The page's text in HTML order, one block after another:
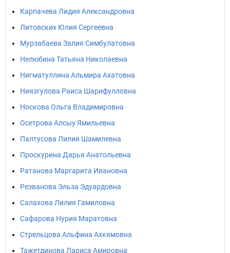
Карпачева Лидия Александровна
Литовских Юлия Сергеевна
Мурзабаева Залия Симбулатовна
Нелюбина Татьяна Николаевна
Нигматуллина Альмира Ахатовна
Ниязгулова Раиса Шарифулловна
Носкова Ольга Владимировна
Осетрова Алсыу Ямильевна
Палтусова Лилия Шамилевна
Проскурина Дарья Анатольевна
Ратанова Маргарита Ивановна
Резванова Эльза Эдуардовна
Салахова Лилия Гамиловна
Сафарова Нурия Маратовна
Стрельцова Альфина Ахкямовна
Тажетдинова Лариса Амировна